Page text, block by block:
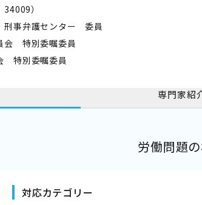
）
刑事弁護センター 委員
会 特別委嘱委員
特別委嘱委員
専門家紹
労働問題
対応カテゴリー